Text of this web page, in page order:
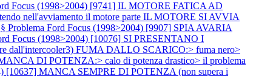
Focus (1998>2004) [9741] IL MOTORE FATICA AD
nell'avviamento il motore parte IL MOTORE SI AVVIA
Problema Ford Focus (1998>2004) [9907] SPIA AVARIA
Focus (1998>2004) [10076] SI PRESENTANO I
dall'intercooler3) FUMA DALLO SCARICO:> fuma nero>
DI POTENZA:> calo di potenza drastico> il problema
[10637] MANCA SEMPRE DI POTENZA (non supera i